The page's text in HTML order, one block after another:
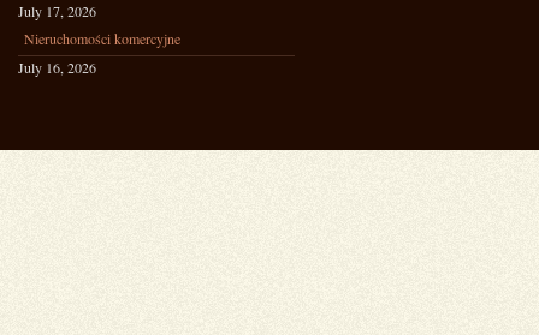
July 17, 2026
Nieruchomości komercyjne
July 16, 2026